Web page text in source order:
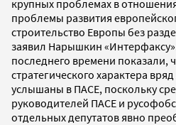
крупных проблемах в
проблемы развития
строительство Европы без
заявил Нарышкин
последнего времени показали,
стратегического характера
услышаны в ПАСЕ, поскольку
руководителей ПАСЕ и
отдельных депутатов явно